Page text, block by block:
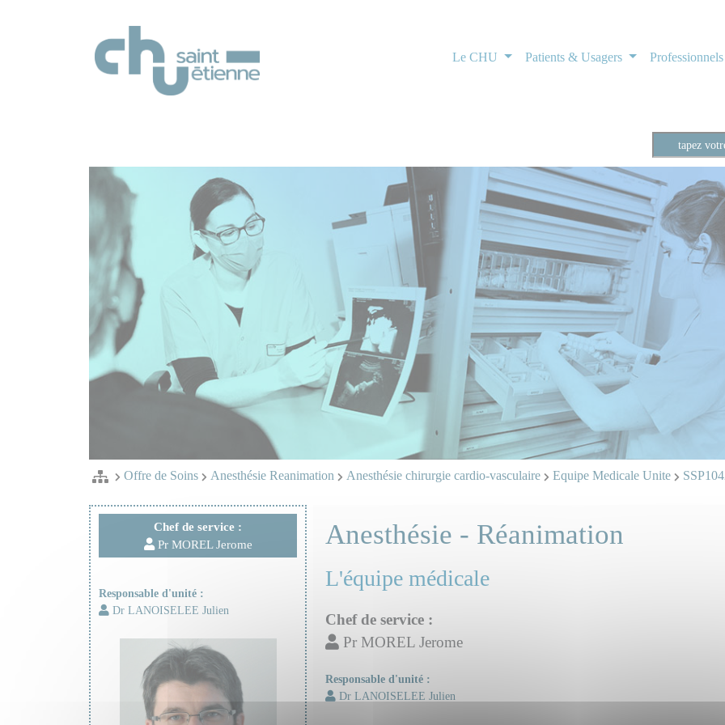
Le CHU Patients & Usagers
Offre de Soins Anesthésie Reanimation Anesthésie chirurgie cardio-vasculaire Equipe Medicale Unite
Chef de service :
Pr MOREL Jerome
Responsable d'unité :
Dr LANOISELEE Julien
Anesthésie - Réanimation
L'équipe médicale
Chef de service :
Pr MOREL Jerome
Responsable d'unité :
Dr LANOISELEE Julien